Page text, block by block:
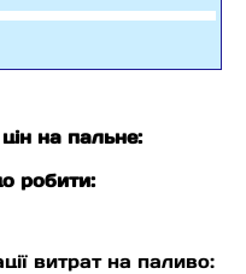
на пальне:
робити:
витрат на паливо: